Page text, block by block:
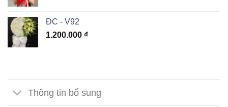
ĐC - V92
1.200.000 ₫
Thông tin bổ sung